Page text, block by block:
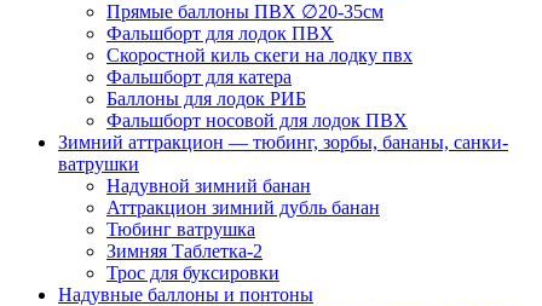
Прямые баллоны ПВХ ∅20-35см
Фальшборт для лодок ПВХ
Скоростной киль скеги на лодку пвх
Фальшборт для катера
Баллоны для лодок РИБ
Фальшборт носовой для лодок ПВХ
Зимний аттракцион — тюбинг, зорбы, бананы, санки-
ватрушки
Надувной зимний банан
Аттракцион зимний дубль банан
Тюбинг ватрушка
Зимняя Таблетка-2
Трос для буксировки
Надувные баллоны и понтоны